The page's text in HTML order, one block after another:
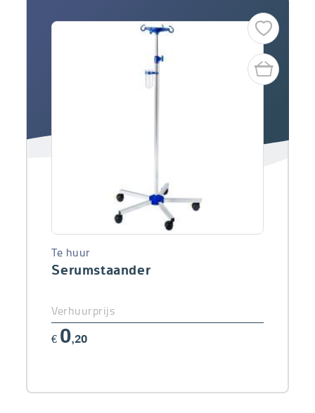
Serumstaander
Te huur
Verhuurprijs
€ 0,20